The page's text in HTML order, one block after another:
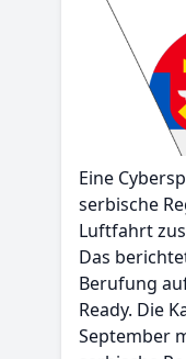
Eine
serbische
Luftfahrt
Das
Berufung
Ready. Die
September